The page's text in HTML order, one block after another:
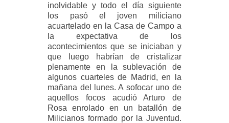
inolvidable y todo el día siguiente
los pasó el joven miliciano
acuartelado en la Casa de Campo a
la expectativa de los
acontecimientos que se iniciaban y
que luego habrían de cristalizar
plenamente en la sublevación de
algunos cuarteles de Madrid, en la
mañana del lunes. A sofocar uno de
aquellos focos acudió Arturo de
Rosa enrolado en un batallón de
Milicianos formado por la Juventud.